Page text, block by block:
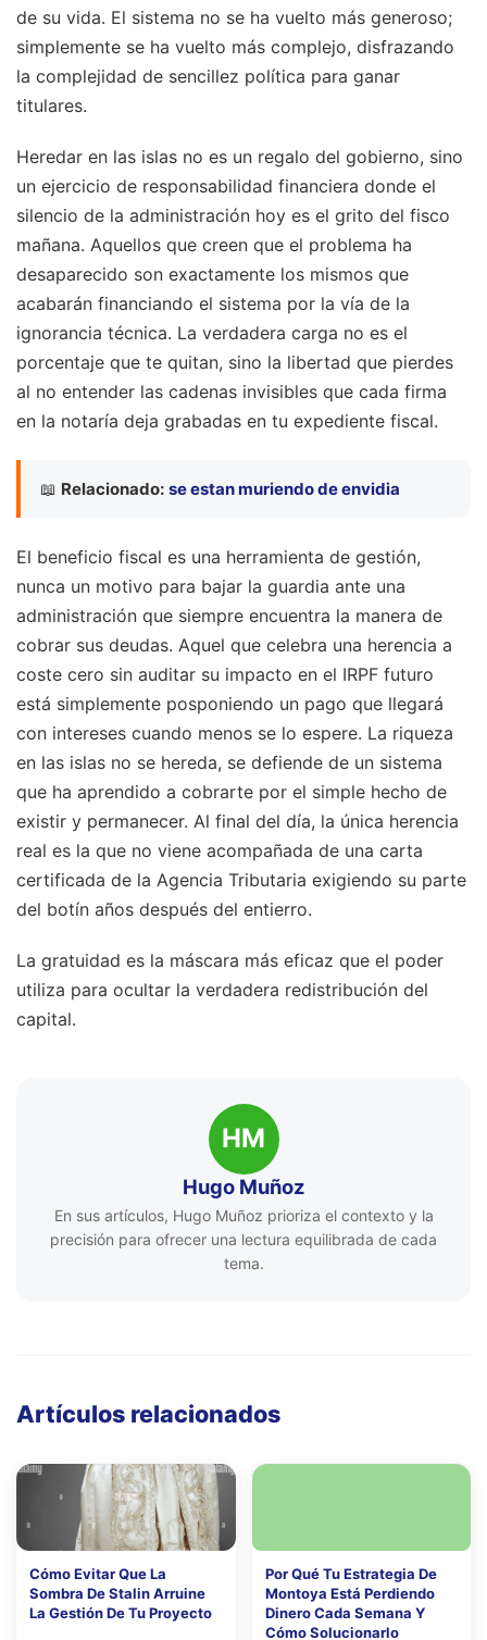
de su vida. El sistema no se ha vuelto más generoso;
simplemente se ha vuelto más complejo, disfrazando
la complejidad de sencillez política para ganar
titulares.
Heredar en las islas no es un regalo del gobierno, sino
un ejercicio de responsabilidad financiera donde el
silencio de la administración hoy es el grito del fisco
mañana. Aquellos que creen que el problema ha
desaparecido son exactamente los mismos que
acabarán financiando el sistema por la vía de la
ignorancia técnica. La verdadera carga no es el
porcentaje que te quitan, sino la libertad que pierdes
al no entender las cadenas invisibles que cada firma
en la notaría deja grabadas en tu expediente fiscal.
📖 Relacionado: se estan muriendo de envidia
El beneficio fiscal es una herramienta de gestión,
nunca un motivo para bajar la guardia ante una
administración que siempre encuentra la manera de
cobrar sus deudas. Aquel que celebra una herencia a
coste cero sin auditar su impacto en el IRPF futuro
está simplemente posponiendo un pago que llegará
con intereses cuando menos se lo espere. La riqueza
en las islas no se hereda, se defiende de un sistema
que ha aprendido a cobrarte por el simple hecho de
existir y permanecer. Al final del día, la única herencia
real es la que no viene acompañada de una carta
certificada de la Agencia Tributaria exigiendo su parte
del botín años después del entierro.
La gratuidad es la máscara más eficaz que el poder
utiliza para ocultar la verdadera redistribución del
capital.
HM
Hugo Muñoz
En sus artículos, Hugo Muñoz prioriza el contexto y la
precisión para ofrecer una lectura equilibrada de cada
tema.
Artículos relacionados
Cómo Evitar Que La
Sombra De Stalin Arruine
La Gestión De Tu Proyecto
Por Qué Tu Estrategia De
Montoya Está Perdiendo
Dinero Cada Semana Y
Cómo Solucionarlo